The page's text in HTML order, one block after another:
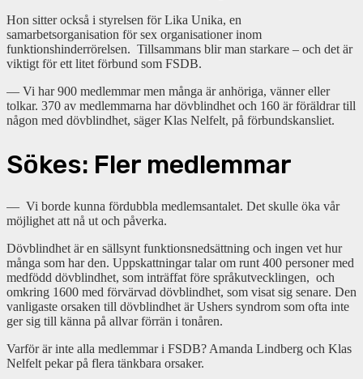
Hon sitter också i styrelsen för Lika Unika, en
samarbetsorganisation för sex organisationer inom
funktionshinderrörelsen. Tillsammans blir man starkare – och det är
viktigt för ett litet förbund som FSDB.
— Vi har 900 medlemmar men många är anhöriga, vänner eller
tolkar. 370 av medlemmarna har dövblindhet och 160 är föräldrar till
någon med dövblindhet, säger Klas Nelfelt, på förbundskansliet.
Sökes: Fler medlemmar
— Vi borde kunna fördubbla medlemsantalet. Det skulle öka vår
möjlighet att nå ut och påverka.
Dövblindhet är en sällsynt funktionsnedsättning och ingen vet hur
många som har den. Uppskattningar talar om runt 400 personer med
medfödd dövblindhet, som inträffat före språkutvecklingen, och
omkring 1600 med förvärvad dövblindhet, som visat sig senare. Den
vanligaste orsaken till dövblindhet är Ushers syndrom som ofta inte
ger sig till känna på allvar förrän i tonåren.
Varför är inte alla medlemmar i FSDB? Amanda Lindberg och Klas
Nelfelt pekar på flera tänkbara orsaker.